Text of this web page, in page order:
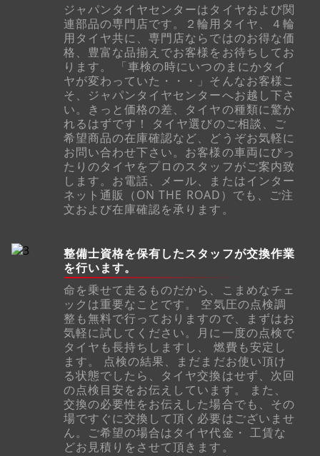
ジャパンタイヤセンターはタイヤおよび関
連部品の専門店です。２輪用タイヤ、４輪
用タイヤ共に、専門店ならではのお得な価
格、豊富な品揃えでお客様をお待ちしてお
ります。 「車検の時にいつのまにかタイ
ヤが変わっていた・・・」そんなお客様こ
そ、ジャパンタイヤセンターへお越し下さ
い。きっと価格の差、タイヤの種類に驚か
れるはずです！ タイヤ選びのご相談、ご
希望商品の在庫確認など、どうぞお気軽に
お問い合わせ下さい。お客様の車両にぴっ
たりのタイヤをプロのスタッフがご案内致
します。お電話、メール、またはインター
ネット通販（ON THE ROAD）でも、ご注
文および在庫確認を承ります。
整備士資格を保有したスタッフが交換作業
を行います。
命を乗せて走るものだから、こまめなチェ
ックは重要なことです。 空気圧の点検調
整も無料で行っておりますので、まずはお
気軽に試してください。月に一度の点検で
タイヤも長持ちしますし、 燃費も安定し
ます。 点検の結果、まだまだお使い頂け
る状態でしたら、タイヤ交換はせず、次回
の点検目安をお伝えしています。 また、
交換の必要性をお伝えした場合でも、その
場ですぐに交換して頂く必要はございませ
ん。ご希望の場合はタイヤ代金・ 工賃な
どお見積りをさせて頂きます。